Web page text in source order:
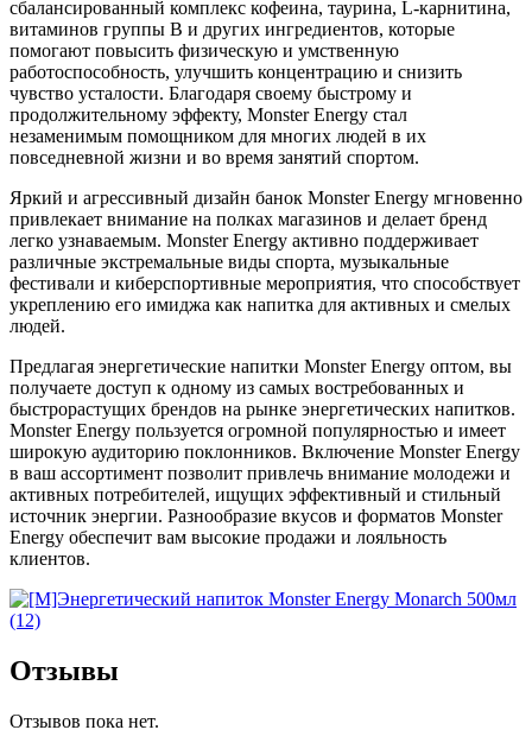
сбалансированный комплекс кофеина, таурина, L-карнитина,
витаминов группы B и других ингредиентов, которые
помогают повысить физическую и умственную
работоспособность, улучшить концентрацию и снизить
чувство усталости. Благодаря своему быстрому и
продолжительному эффекту, Monster Energy стал
незаменимым помощником для многих людей в их
повседневной жизни и во время занятий спортом.
Яркий и агрессивный дизайн банок Monster Energy мгновенно
привлекает внимание на полках магазинов и делает бренд
легко узнаваемым. Monster Energy активно поддерживает
различные экстремальные виды спорта, музыкальные
фестивали и киберспортивные мероприятия, что способствует
укреплению его имиджа как напитка для активных и смелых
людей.
Предлагая энергетические напитки Monster Energy оптом, вы
получаете доступ к одному из самых востребованных и
быстрорастущих брендов на рынке энергетических напитков.
Monster Energy пользуется огромной популярностью и имеет
широкую аудиторию поклонников. Включение Monster Energy
в ваш ассортимент позволит привлечь внимание молодежи и
активных потребителей, ищущих эффективный и стильный
источник энергии. Разнообразие вкусов и форматов Monster
Energy обеспечит вам высокие продажи и лояльность
клиентов.
Отзывы
Отзывов пока нет.